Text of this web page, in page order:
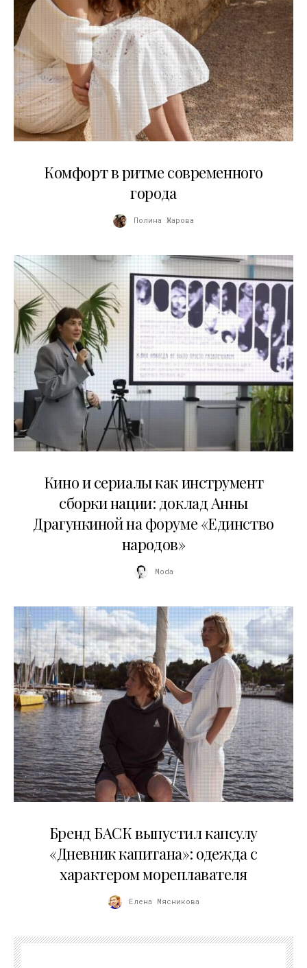
Комфорт в ритме современного
города
Полина Жарова
Кино и сериалы как инструмент
сборки нации: доклад Анны
Драгункиной на форуме «Единство
народов»
Moda
Бренд БАСК выпустил капсулу
«Дневник капитана»: одежда с
характером мореплавателя
Елена Мясникова